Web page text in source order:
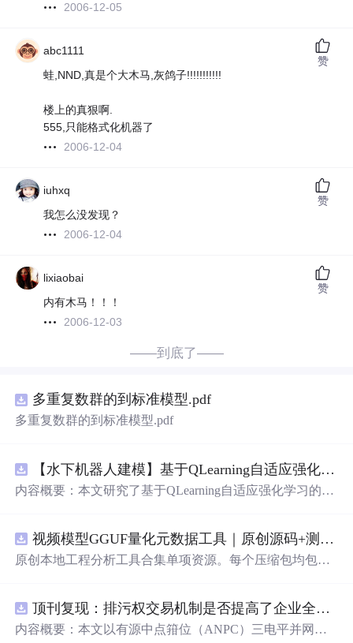
2006-12-05
abc1111
蛙,NND,真是个大木马,灰鸽子!!!!!!!!!!!
楼上的真狠啊.
555,只能格式化机器了
2006-12-04
赞
iuhxq
我怎么没发现？
2006-12-04
赞
lixiaobai
内有木马！！！
2006-12-03
赞
——到底了——
多重复数群的到标准模型.pdf
多重复数群的到标准模型.pdf
【水下机器人建模】基于QLearning自适应强化学习PID控制器在AUV中的应用研究（Matlab代码实现）
内容概要：本文研究了基于QLearning自适应强化学习的PI
探讨了将强化学习算法QLearning与传统PID控制相结合的
方法，以提升AUV在复杂、时变及非线性水下环境中的自
arning算法在线动态优化PID控制器的比例、积分和微分参
数，从而实现对系统误差、响应速度、超调量等性能指标
的综合优化。通过Matlab仿真实验验证了该复合控制策略
视频模型GGUF量化元数据工具｜原创源码+测试+离线报告
原创本地工程分析工具合集单项资源。每个压缩包均包含
效果图、README、运行说明、功能清单、MIT License
及原创授权声明。Node.js 18+ 可直接运行，零第三方运行
顶刊复现：排污权交易机制是否提高了企业全要素生产率 -来自中国上市公司的证据（论文+数据）
内容概要：本文以有源中点箝位（ANPC）三电平并网逆